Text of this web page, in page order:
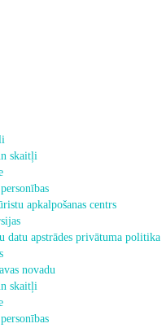
skaitļi
apkalpošanas centrs
datu apstrādes privātuma politika
novadu
skaitļi